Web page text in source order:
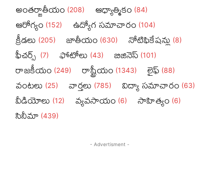
అంతర్జాతీయం (208) ఆధ్యాత్మికం (84)
ఆరోగ్యం (152) ఉద్యోగ సమాచారం (104)
క్రీడలు (205) జాతీయం (630) నోటిఫికేషన్లు (8)
ఫీచ‌ర్స్ ‌ (7) ఫోటోలు (43) బిజినెస్‌ (101)
రాజకీయం (249) రాష్ట్రీయం (1343) లైఫ్‌ (88)
వంటలు (25) వార్తలు (785) విద్యా సమాచారం (63)
వీడియోలు (12) వ్యవసాయం (6) సాహిత్యం (6)
సినీమా (439)
- Advertisment -